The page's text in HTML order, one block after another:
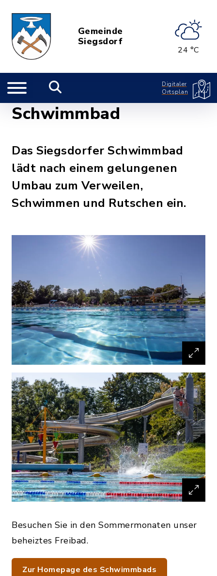
Gemeinde
Siegsdorf
24 °C
Digitaler
Ortsplan
Schwimmbad
Das Siegsdorfer Schwimmbad
lädt nach einem gelungenen
Umbau zum Verweilen,
Schwimmen und Rutschen ein.
Besuchen Sie in den Sommermonaten unser
beheiztes Freibad.
Zur Homepage des Schwimmbads